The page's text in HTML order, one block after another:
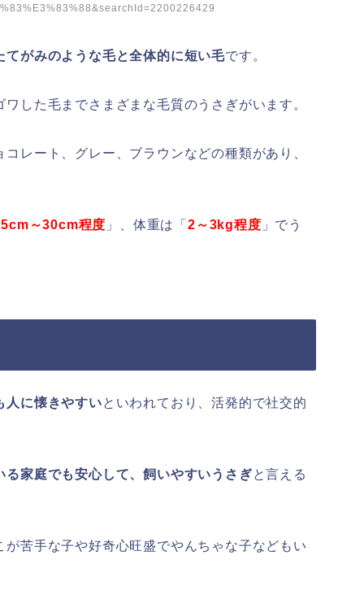
てがみのような毛と全体的に短い毛です。
した毛までさまざまな毛質のうさぎがいます。
レート、グレー、ブラウンなどの種類があり、
～30cm程度 」、体重は「2～3kg程度 」でう
人に懐きやすいといわれており、活発的で社交的
る家庭でも安心して、飼いやすいうさぎと言える
苦手な子や好奇心旺盛でやんちゃな子などもい